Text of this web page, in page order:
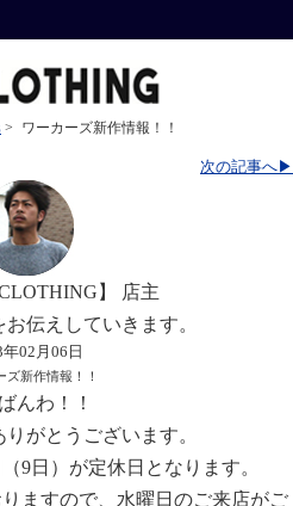
> ワーカーズ新作情報！！
次の記事へ▶
】 店主
伝えしていきます。
02月06日
ズ新作情報！！
んわ！！
がとうございます。
9日）が定休日となります。
ますので、水曜日のご来店がご